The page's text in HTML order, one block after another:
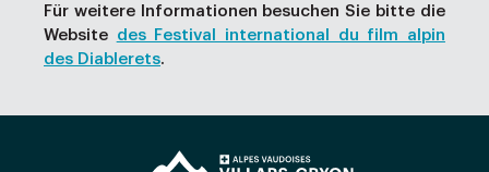
Für weitere Informationen besuchen Sie bitte die
Website des Festival international du film alpin
des Diablerets.